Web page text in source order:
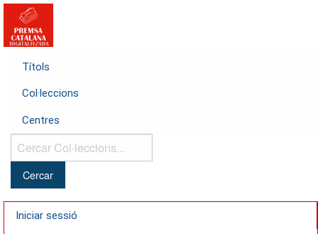
Títols
Col·leccions
Centres
Cercar
Col·leccions...
Iniciar sessió